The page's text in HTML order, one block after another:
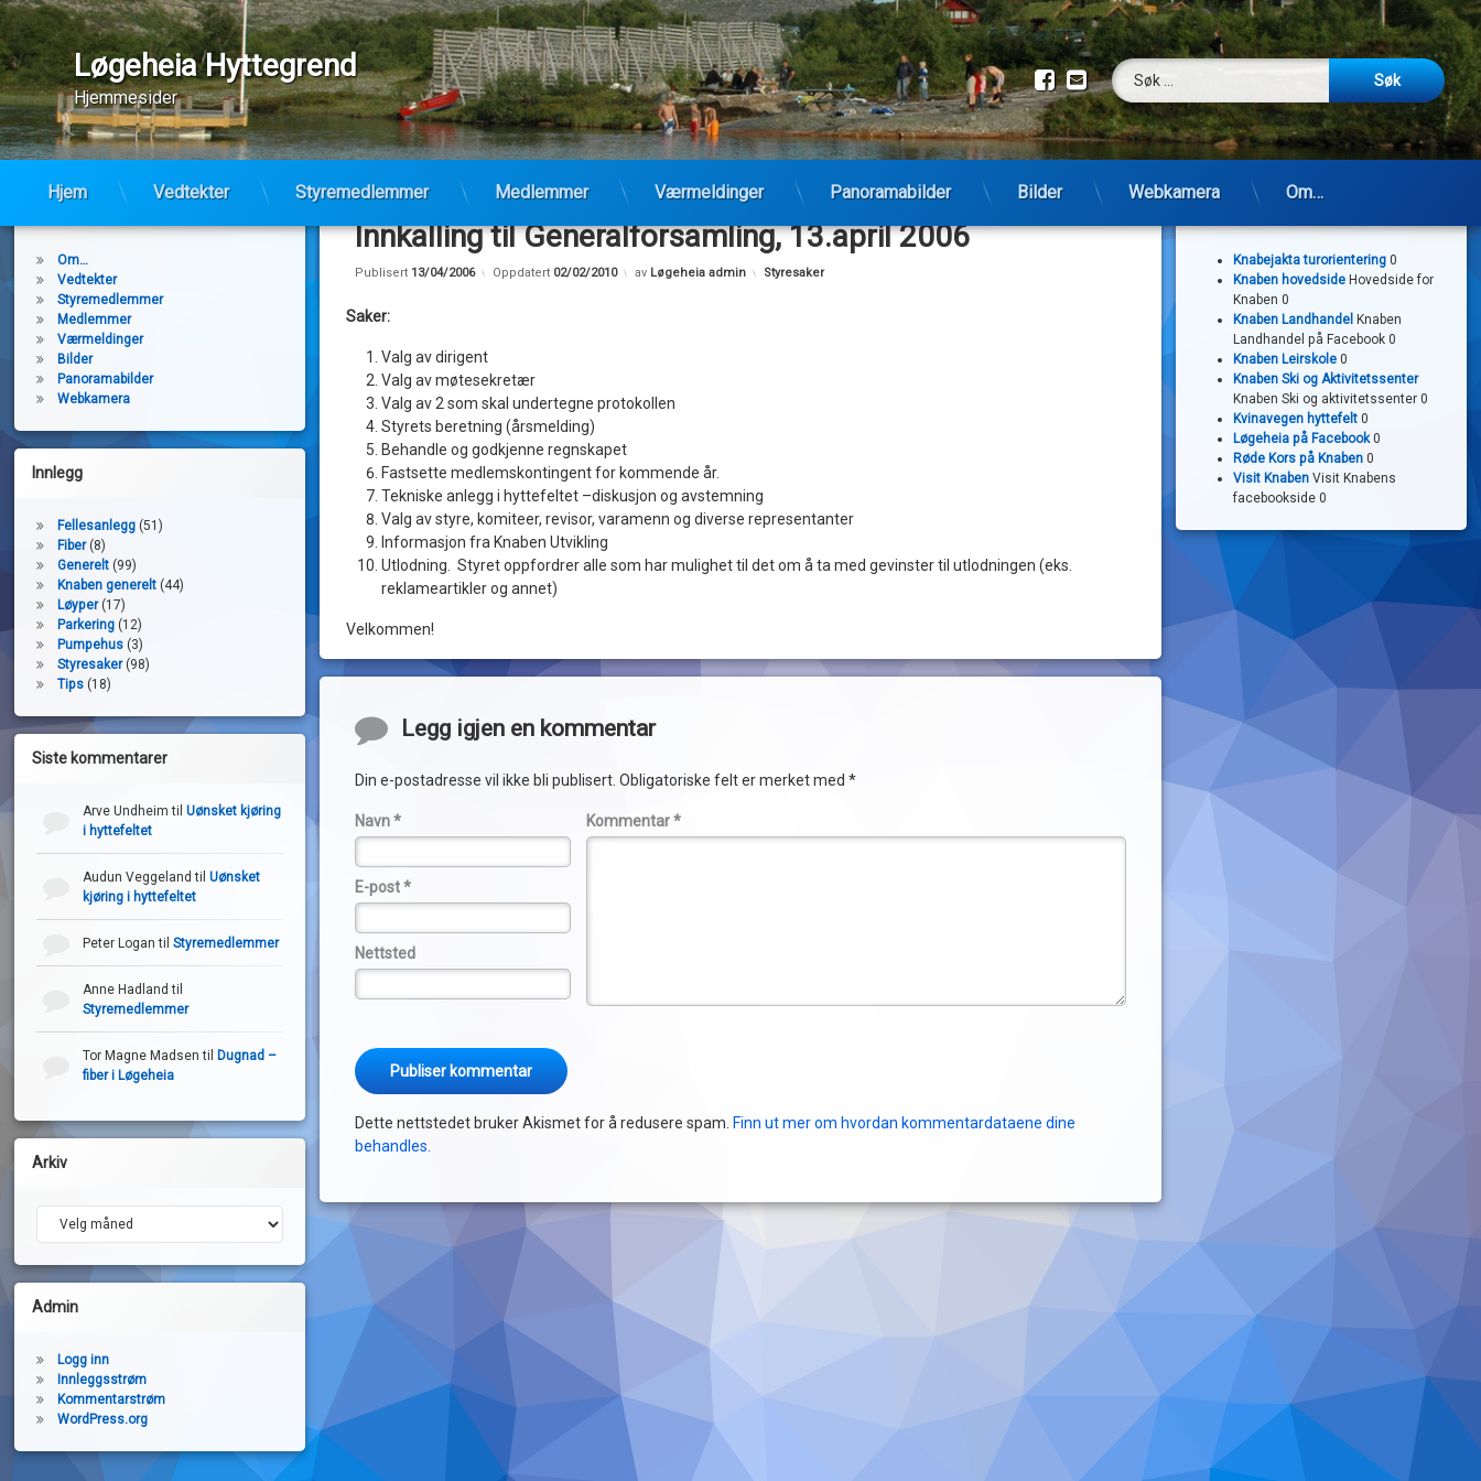
Løgeheia Hyttegrend
Hjemmesider
Facebook
E-post
Søk etter:
Hjem Vedtekter Styremedlemmer Medlemmer Værmeldinger Panoramabilder Bilder Webkamera Om…
Innkalling til Generalforsamling, 13.april 2006
Publisert 13/04/2006 Oppdatert 02/02/2010 av Løgeheia admin Kategorier:
Styresaker
Saker:
Valg av dirigent
Valg av møtesekretær
Valg av 2 som skal undertegne protokollen
Styrets beretning (årsmelding)
Behandle og godkjenne regnskapet
Fastsette medlemskontingent for kommende år.
Tekniske anlegg i hyttefeltet –diskusjon og avstemning
Valg av styre, komiteer, revisor, varamenn og diverse representanter
Informasjon fra Knaben Utvikling
Utlodning. Styret oppfordrer alle som har mulighet til det om å ta med gevinster til utlodningen (eks.
reklameartikler og annet)
Velkommen!
Kommentarer
Legg igjen en kommentar
Din e-postadresse vil ikke bli publisert. Obligatoriske felt er merket med*
Kommentar*
Navn*
E-post*
Nettsted
Dette nettstedet bruker Akismet for å redusere spam. Finn ut mer om hvordan kommentardataene dine
behandles.
Sider:
Om…
Vedtekter
Styremedlemmer
Medlemmer
Værmeldinger
Bilder
Panoramabilder
Webkamera
Innlegg
Fellesanlegg (51)
Fiber(8)
Generelt (99)
Knaben generelt (44)
Løyper(17)
Parkering (12)
Pumpehus (3)
Styresaker(98)
Tips (18)
Siste kommentarer
Arve Undheim tilUønsket kjøring
i hyttefeltet
Audun Veggeland tilUønsket
kjøring i hyttefeltet
Peter Logan tilStyremedlemmer
Anne Hadland til
Styremedlemmer
Tor Magne Madsen til
Dugnad –
fiber i Løgeheia
Arkiv
Arkiv
Admin
Logg inn
Innleggsstrøm
Kommentarstrøm
WordPress.org
Knabejakta turorientering 0
Knaben hovedside Hovedside for
Knaben 0
Knaben Landhandel Knaben
Landhandel på Facebook 0
Knaben Leirskole 0
Knaben Ski og Aktivitetssenter
Knaben Ski og aktivitetssenter 0
Kvinavegen hyttefelt 0
Løgeheia på Facebook0
Røde Kors på Knaben 0
Visit Knaben Visit Knabens
facebookside 0